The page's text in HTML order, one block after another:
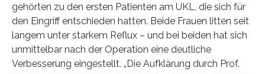
gehörten zu den ersten Patienten am UKL, die sich für
den Eingriff entschieden hatten. Beide Frauen litten seit
langem unter starkem Reflux – und bei beiden hat sich
unmittelbar nach der Operation eine deutliche
Verbesserung eingestellt. „Die Aufklärung durch Prof.